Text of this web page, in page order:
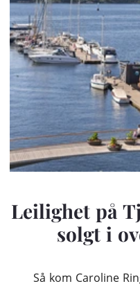
Leilighet på
solgt i
Så kom Caroline